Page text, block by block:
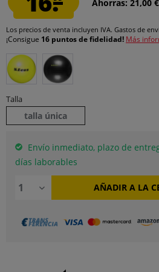
Ahorras: 21,00 €
Los precios de venta incluyen IVA. Gastos de
¡Consigue 16 puntos de fidelidad! Más
Talla
talla única
Envío inmediato, plazo de
días laborables
AÑADIR A LA